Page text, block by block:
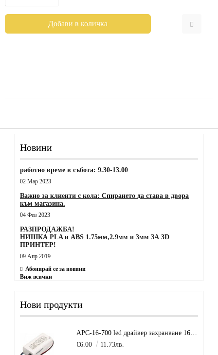
Новини
работно време в събота: 9.30-13.00
02 Мар 2023
Важно за клиенти с кола: Спирането да става в двора
към магазина.
04 Фев 2023
РАЗПРОДАЖБА!
НИШКА PLA и ABS 1.75мм,2.9мм и 3мм ЗА 3D
ПРИНТЕР!
09 Апр 2019
Абонирай се за новини
Виж всички
Нови продукти
APC-16-700 led драйвер захранване 16.8W 700mA
€6.00
11.73лв.